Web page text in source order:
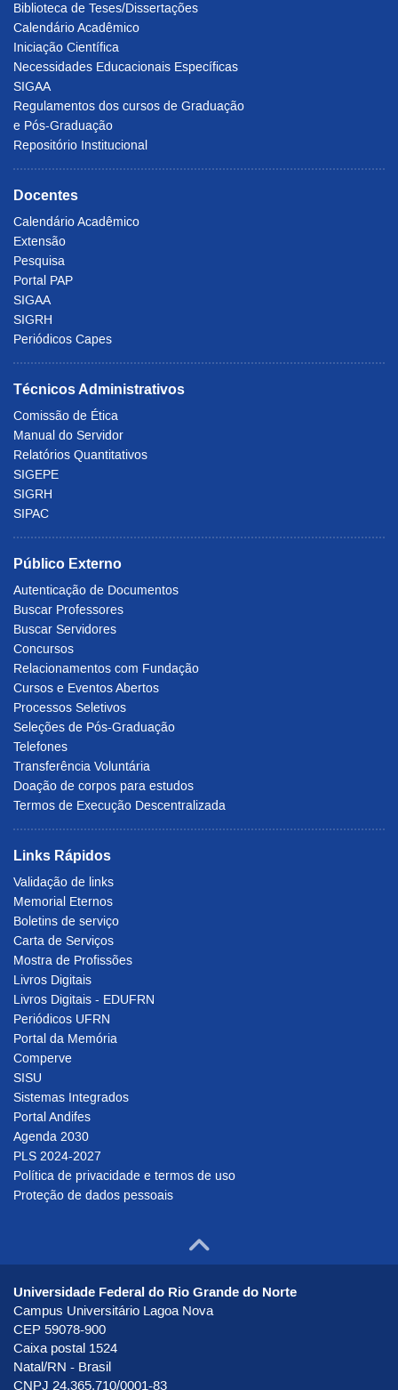
Biblioteca de Teses/Dissertações
Calendário Acadêmico
Iniciação Científica
Necessidades Educacionais Específicas
SIGAA
Regulamentos dos cursos de Graduação
e Pós-Graduação
Repositório Institucional
Docentes
Calendário Acadêmico
Extensão
Pesquisa
Portal PAP
SIGAA
SIGRH
Periódicos Capes
Técnicos Administrativos
Comissão de Ética
Manual do Servidor
Relatórios Quantitativos
SIGEPE
SIGRH
SIPAC
Público Externo
Autenticação de Documentos
Buscar Professores
Buscar Servidores
Concursos
Relacionamentos com Fundação
Cursos e Eventos Abertos
Processos Seletivos
Seleções de Pós-Graduação
Telefones
Transferência Voluntária
Doação de corpos para estudos
Termos de Execução Descentralizada
Links Rápidos
Validação de links
Memorial Eternos
Boletins de serviço
Carta de Serviços
Mostra de Profissões
Livros Digitais
Livros Digitais - EDUFRN
Periódicos UFRN
Portal da Memória
Comperve
SISU
Sistemas Integrados
Portal Andifes
Agenda 2030
PLS 2024-2027
Política de privacidade e termos de uso
Proteção de dados pessoais
Ir para o
Universidade Federal do Rio Grande do Norte
Campus Universitário Lagoa Nova
CEP 59078-900
Caixa postal 1524
Natal/RN - Brasil
CNPJ 24.365.710/0001-83